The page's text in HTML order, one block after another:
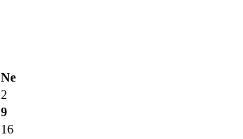
Ne
2
9
16